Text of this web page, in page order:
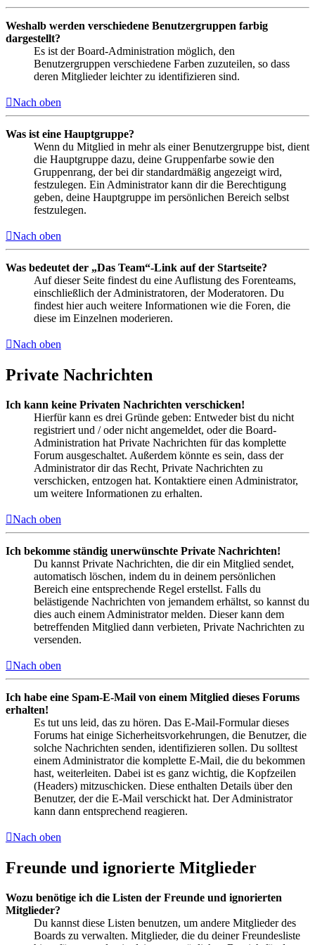
Weshalb werden verschiedene Benutzergruppen farbig
dargestellt?
Es ist der Board-Administration möglich, den
Benutzergruppen verschiedene Farben zuzuteilen, so dass
deren Mitglieder leichter zu identifizieren sind.
Nach oben
Was ist eine Hauptgruppe?
Wenn du Mitglied in mehr als einer Benutzergruppe bist, dient
die Hauptgruppe dazu, deine Gruppenfarbe sowie den
Gruppenrang, der bei dir standardmäßig angezeigt wird,
festzulegen. Ein Administrator kann dir die Berechtigung
geben, deine Hauptgruppe im persönlichen Bereich selbst
festzulegen.
Nach oben
Was bedeutet der „Das Team“-Link auf der Startseite?
Auf dieser Seite findest du eine Auflistung des Forenteams,
einschließlich der Administratoren, der Moderatoren. Du
findest hier auch weitere Informationen wie die Foren, die
diese im Einzelnen moderieren.
Nach oben
Private Nachrichten
Ich kann keine Privaten Nachrichten verschicken!
Hierfür kann es drei Gründe geben: Entweder bist du nicht
registriert und / oder nicht angemeldet, oder die Board-
Administration hat Private Nachrichten für das komplette
Forum ausgeschaltet. Außerdem könnte es sein, dass der
Administrator dir das Recht, Private Nachrichten zu
verschicken, entzogen hat. Kontaktiere einen Administrator,
um weitere Informationen zu erhalten.
Nach oben
Ich bekomme ständig unerwünschte Private Nachrichten!
Du kannst Private Nachrichten, die dir ein Mitglied sendet,
automatisch löschen, indem du in deinem persönlichen
Bereich eine entsprechende Regel erstellst. Falls du
belästigende Nachrichten von jemandem erhältst, so kannst du
dies auch einem Administrator melden. Dieser kann dem
betreffenden Mitglied dann verbieten, Private Nachrichten zu
versenden.
Nach oben
Ich habe eine Spam-E-Mail von einem Mitglied dieses Forums
erhalten!
Es tut uns leid, das zu hören. Das E-Mail-Formular dieses
Forums hat einige Sicherheitsvorkehrungen, die Benutzer, die
solche Nachrichten senden, identifizieren sollen. Du solltest
einem Administrator die komplette E-Mail, die du bekommen
hast, weiterleiten. Dabei ist es ganz wichtig, die Kopfzeilen
(Headers) mitzuschicken. Diese enthalten Details über den
Benutzer, der die E-Mail verschickt hat. Der Administrator
kann dann entsprechend reagieren.
Nach oben
Freunde und ignorierte Mitglieder
Wozu benötige ich die Listen der Freunde und ignorierten
Mitglieder?
Du kannst diese Listen benutzen, um andere Mitglieder des
Boards zu verwalten. Mitglieder, die du deiner Freundesliste